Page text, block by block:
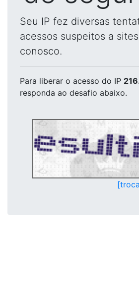
Seu IP fez diversas
acessos suspeitos a
conosco.
Para liberar o acesso do IP
responda ao desafio abaixo.